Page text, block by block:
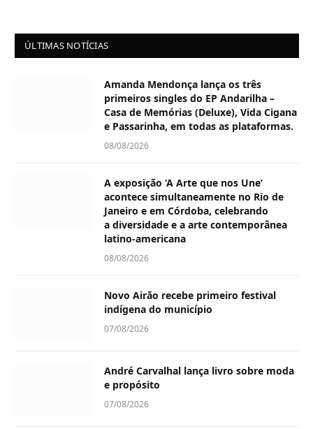
ÚLTIMAS NOTÍCIAS
Amanda Mendonça lança os três
primeiros singles do EP Andarilha –
Casa de Memórias (Deluxe), Vida Cigana
e Passarinha, em todas as plataformas.
08/08/2026
A exposição ‘A Arte que nos Une’
acontece simultaneamente no Rio de
Janeiro e em Córdoba, celebrando
a diversidade e a arte contemporânea
latino-americana
08/08/2026
Novo Airão recebe primeiro festival
indígena do município
07/08/2026
André Carvalhal lança livro sobre moda
e propósito
07/08/2026